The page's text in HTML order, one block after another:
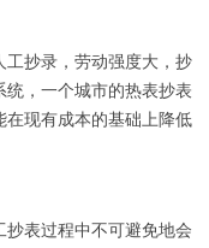
抄录，劳动强度大，抄
，一个城市的热表抄表
在现有成本的基础上降低
表过程中不可避免地会